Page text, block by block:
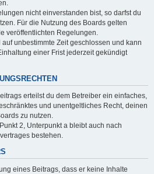
nicht einverstanden bist, so darfst du
Für die Nutzung des Boards gelten
veröffentlichten Regelungen.
unbestimmte Zeit geschlossen und kann
einer Frist jederzeit gekündigt
erteilst du dem Betreiber ein einfaches,
und unentgeltliches Recht, deinen
zu nutzen.
2, Unterpunkt a bleibt auch nach
bestehen.
eines Beitrags, dass er keine Inhalte